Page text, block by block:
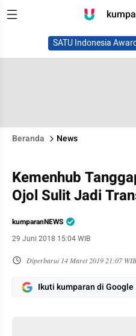
SATU Indonesia
Beranda News
Kemenhub
Ojol Sulit Jadi
kumparanNEWS
29 Juni 2018 15:04 WIB
Diperbarui 14 Maret 2019 21:07 WIB
Ikuti kumparan di Google